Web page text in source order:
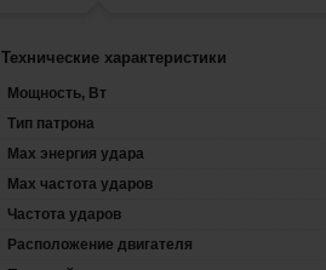
Технические характеристики
Мощность, Вт
Тип патрона
Max энергия удара
Max частота ударов
Частота ударов
Расположение двигателя